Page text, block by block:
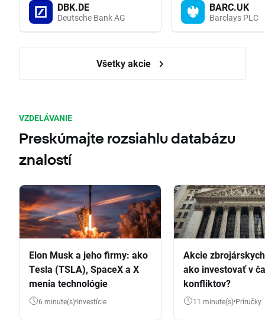
DBK.DE
Deutsche Bank AG
BARC.UK
Barclays PLC
Všetky akcie
VZDELÁVANIE
Preskúmajte rozsiahlu databázu
znalostí
Elon Musk a jeho firmy: ako
Tesla (TSLA), SpaceX a X
menia technológie
6 minute(s) Investície
Akcie
ako investovať v
konfliktov?
11 minute(s) Príručky